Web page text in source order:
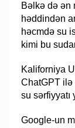
Bəlkə də ən
həddindən
həcmdə su
kimi bu
Kaliforniya
ChatGPT ilə
su sərfiyyatı
Google-un